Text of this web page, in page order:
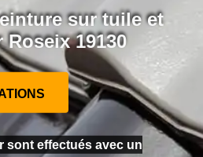
sur tuile et
19130
sont effectués avec un